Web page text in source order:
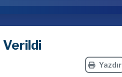
Verildi
Yazdır